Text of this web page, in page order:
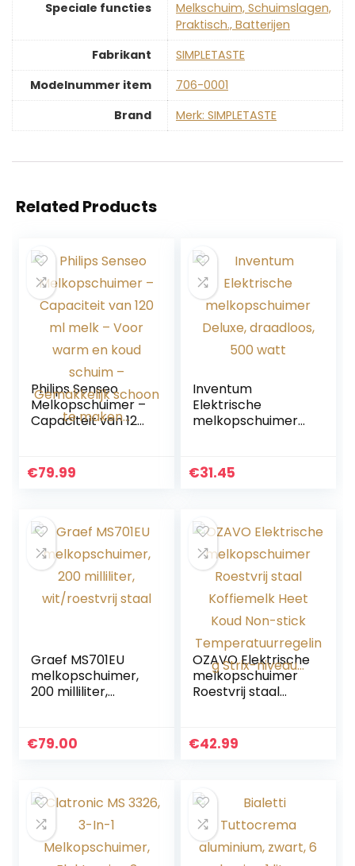
Speciale functies
Melkschuim, Schuimslagen,
Praktisch., Batterijen
Fabrikant
‎SIMPLETASTE
Modelnummer item
‎706-0001
Brand
Merk: SIMPLETASTE
Related Products
Philips Senseo
Melkopschuimer –
Capaciteit van 120
schuim –
€79.99
Inventum
Elektrische
melkopschuimer
€31.45
Graef MS701EU
melkopschuimer,
200 milliliter,
€79.00
OZAVO Elektrische
melkopschuimer
Roestvrij staal
Temperatuurregeli
€42.99